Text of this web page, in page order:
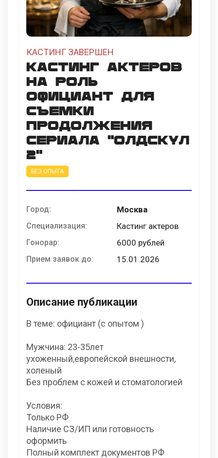
КАСТИНГ ЗАВЕРШЕН
Кастинг актеров
на роль
официант для
съемки
продолжения
сериала "Олдскул
2"
БЕЗ ОПЫТА
Город: Москва
Специализация: Кастинг актеров
Гонорар: 6000 рублей
Прием заявок до: 15.01.2026
Описание публикации
В теме: официант (с опытом )
Мужчина: 23-35лет
ухоженный,европейской внешности,
холеный
Без проблем с кожей и стоматологией
Условия:
Только РФ
Наличие СЗ/ИП или готовность
оформить
Полный комплект документов РФ